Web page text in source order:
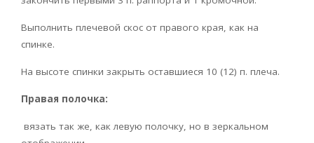
Выполнить плечевой скос от правого края, как на
спинке.
На высоте спинки закрыть оставшиеся 10 (12) п. плеча.
Правая полочка:
вязать так же, как левую полочку, но в зеркальном